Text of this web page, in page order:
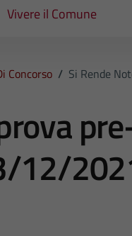
Vivere il Comune
Concorso / Si Rende
12/